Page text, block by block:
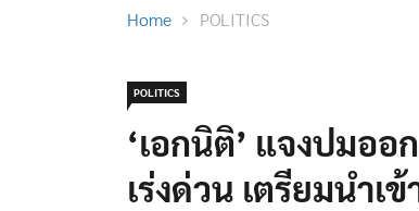
Home POLITICS
POLITICS
‘เอกนิติ’ แจงปมออ
เร่งด่วน เตรียมนำเ